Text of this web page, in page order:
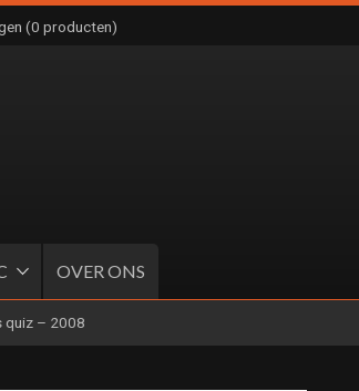
(0 producten)
OVER ONS
quiz – 2008